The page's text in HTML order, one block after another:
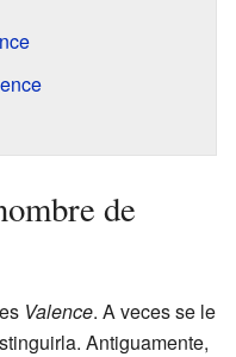
de
Valence. A veces se le
Antiguamente,